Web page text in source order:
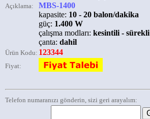
Açıklama:
MBS-1400
kapasite: 10 - 20 balon/dakika
güç: 1.400 W
çalışma modları: kesintili - sürekli
çanta: dahil
Ürün Kodu: 123344
Fiyat:
Telefon numaranızı gönderin, sizi geri arayalım: